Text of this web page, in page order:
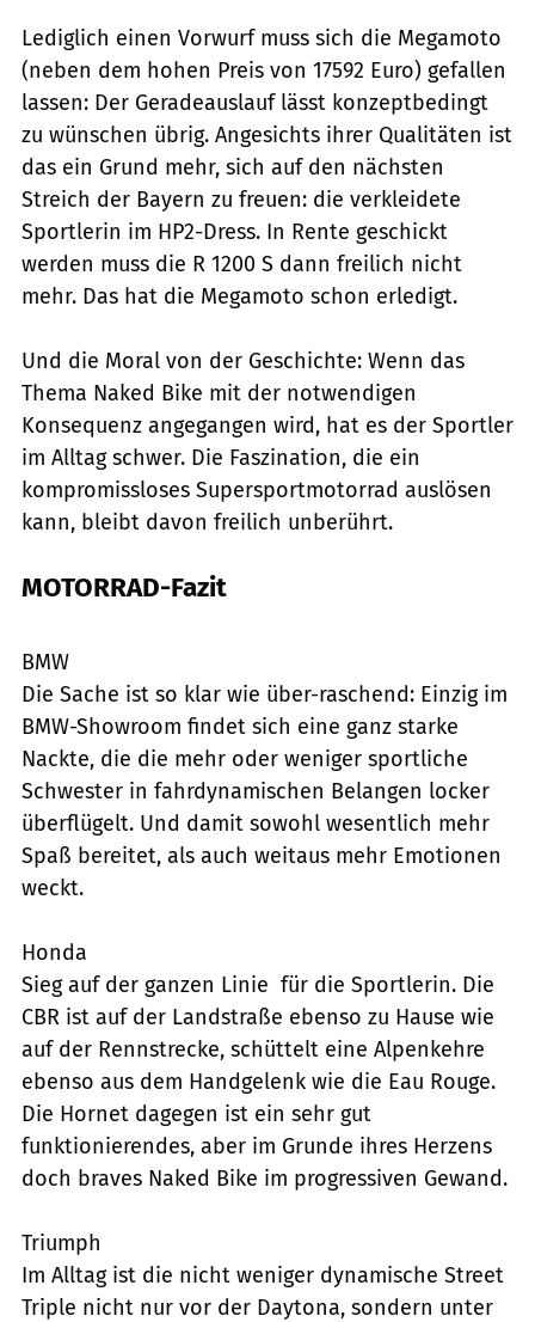
Lediglich einen Vorwurf muss sich die Megamoto
(neben dem hohen Preis von 17592 Euro) gefallen
lassen: Der Geradeauslauf lässt konzeptbedingt
zu wünschen übrig. Angesichts ihrer Qualitäten ist
das ein Grund mehr, sich auf den nächsten
Streich der Bayern zu freuen: die verkleidete
Sportlerin im HP2-Dress. In Rente geschickt
werden muss die R 1200 S dann freilich nicht
mehr. Das hat die Megamoto schon erledigt.
Und die Moral von der Geschichte: Wenn das
Thema Naked Bike mit der notwendigen
Konsequenz angegangen wird, hat es der Sportler
im Alltag schwer. Die Faszination, die ein
kompromissloses Supersportmotorrad auslösen
kann, bleibt davon freilich unberührt.
MOTORRAD-Fazit
BMW
Die Sache ist so klar wie über-raschend: Einzig im
BMW-Showroom findet sich eine ganz starke
Nackte, die die mehr oder weniger sportliche
Schwester in fahrdynami­schen Belangen locker
überflügelt. Und damit sowohl wesentlich mehr
Spaß bereitet, als auch weitaus mehr Emotionen
weckt.
Honda
Sieg auf der ganzen Linie  für die Sportlerin. Die
CBR ist auf der Landstraße ebenso zu Hause wie
auf der Rennstrecke, schüttelt eine Alpenkehre
ebenso aus dem Handgelenk wie die Eau Rouge.
Die Hornet dagegen ist ein sehr gut
funktionierendes, aber im Grunde ihres Herzens
doch braves Naked Bike im progressiven Gewand.
Triumph
Im Alltag ist die nicht weniger dynamische Street
Triple nicht nur vor der Daytona, sondern unter